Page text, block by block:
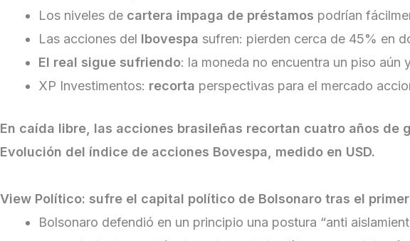
Los niveles de cartera impaga de préstamos podrían
Las acciones del Ibovespa sufren: pierden cerca de 45% en
El real sigue sufriendo: la moneda no encuentra un piso aún
XP Investimentos: recorta perspectivas para el mercado
En caída libre, las acciones brasileñas recortan cuatro años de
Evolución del índice de acciones Bovespa, medido en USD.
View Político: sufre el capital político de Bolsonaro tras el
Bolsonaro defendió en un principio una postura “anti